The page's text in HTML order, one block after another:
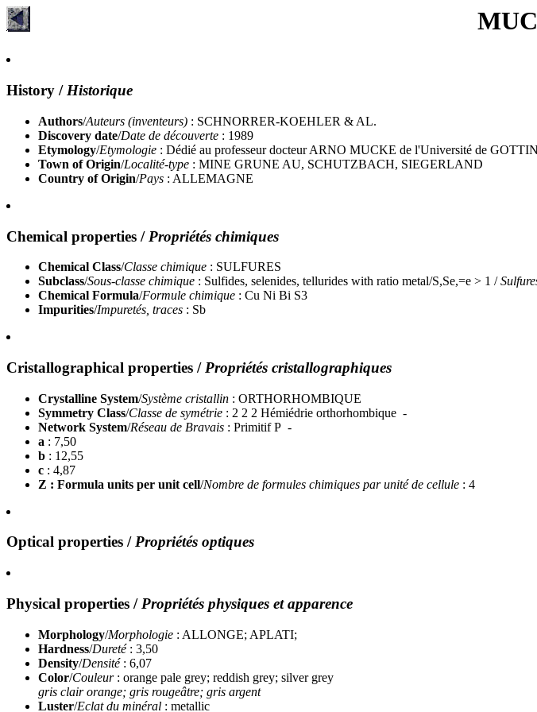
History / Historique
Authors/Auteurs (inventeurs) : SCHNORRER-KOEHLER & AL.
Discovery date/Date de découverte : 1989
Etymology/Etymologie : Dédié au professeur docteur ARNO MUCKE de l'Université de
Town of Origin/Localité-type : MINE GRUNE AU, SCHUTZBACH, SIEGERLAND
Country of Origin/Pays : ALLEMAGNE
Chemical properties / Propriétés chimiques
Chemical Class/Classe chimique : SULFURES
Subclass/Sous-classe chimique : Sulfides, selenides, tellurides with ratio metal/S,Se,=e > 1 /
Chemical Formula/Formule chimique : Cu Ni Bi S3
Impurities/Impuretés, traces : Sb
Cristallographical properties / Propriétés cristallographiques
Crystalline System/Système cristallin : ORTHORHOMBIQUE
Symmetry Class/Classe de symétrie : 2 2 2 Hémiédrie orthorhombique -
Network System/Réseau de Bravais : Primitif P -
a : 7,50
b : 12,55
c : 4,87
Z : Formula units per unit cell/Nombre de formules chimiques par unité de cellule : 4
Optical properties /Propriétés optiques
Physical properties / Propriétés physiques et apparence
Morphology/Morphologie : ALLONGE; APLATI;
Hardness/Dureté: 3,50
Density/Densité: 6,07
Color/Couleur: orange pale grey; reddish grey; silver grey
gris clair orange; gris rougeâtre; gris argent
Luster/Eclat du minéral : metallic